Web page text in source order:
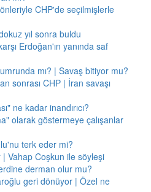
CHP'de seçilmişlerle
yıl sonra buldu
Erdoğan'ın yanında saf
mı? | Savaş bitiyor mu?
sonrası CHP | İran savaşı
ne kadar inandırıcı?
olarak göstermeye çalışanlar
terk eder mi?
Vahap Coşkun ile söyleşi
derman olur mu?
geri dönüyor | Özel ne